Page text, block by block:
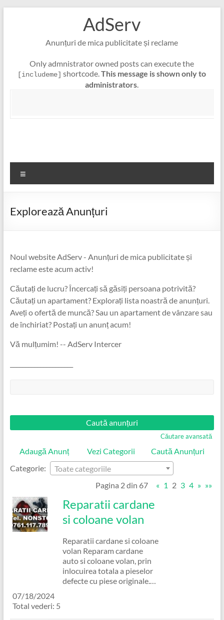
AdServ
Anunțuri de mica publicitate și reclame
Only admnistrator owned posts can execute the
[includeme] shortcode.This message is shown only to
administrators.
Explorează Anunțuri
Noul website AdServ - Anunțuri de mica publicitate și
reclame este acum activ!
Căutați de lucru? Încercați să găsiți persoana potrivită?
Căutați un apartament? Explorați lista noastră de anunțuri.
Aveți o ofertă de muncă? Sau un apartament de vânzare sau
de închiriat? Postați un anunț acum!
Vă mulțumim! -- AdServ Intercer
Căutare avansată
Adaugă Anunț Vezi Categorii
Caută Anunțuri
Categorie:
Toate categoriile
Pagina 2 din 67
« 1 2 3 4 » »»
Reparatii cardane
si coloane volan
Reparatii cardane si coloane
volan Reparam cardane
auto si coloane volan, prin
inlocuirea totala a pieselor
defecte cu piese originale.…
07/18/2024
Total vederi: 5